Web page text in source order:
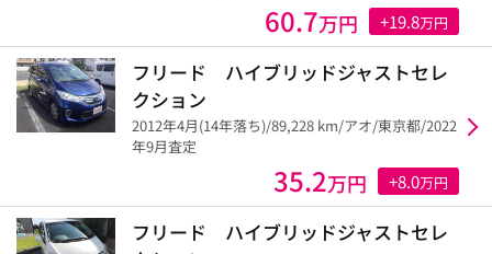
60.7万円 +19.8万円
フリード ハイブリッドジャストセレ
クション
2012年4月(14年落ち)/89,228 km/アオ/東京都/2022
年9月査定
35.2万円 +8.0万円
フリード ハイブリッドジャストセレ